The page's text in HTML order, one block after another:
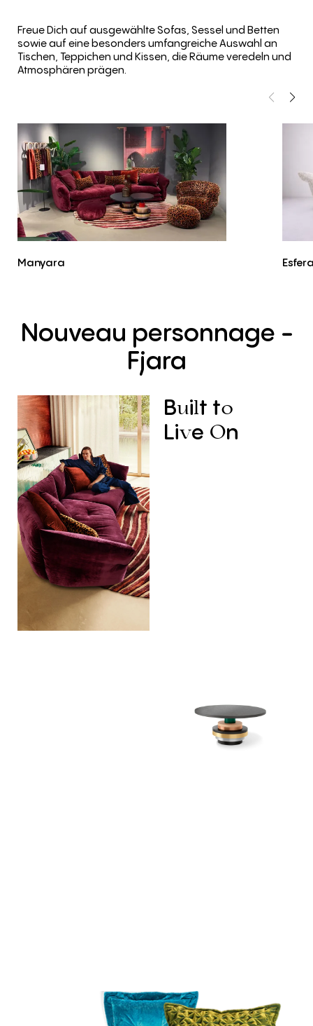
Freue Dich auf ausgewählte Sofas, Sessel und Betten
sowie auf eine besonders umfangreiche Auswahl an
Tischen, Teppichen und Kissen, die Räume veredeln und
Atmosphären prägen.
Manyara
Nouveau personnage -
Fjara
Built to
Live On